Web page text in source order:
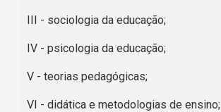
III - sociologia da educação;
IV - psicologia da educação;
V - teorias pedagógicas;
VI - didática e metodologias de ensino;